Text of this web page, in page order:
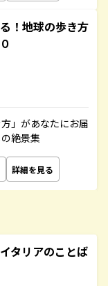
！地球の歩き方
」があなたにお届
絶景集
詳細を見る
タリアのことば